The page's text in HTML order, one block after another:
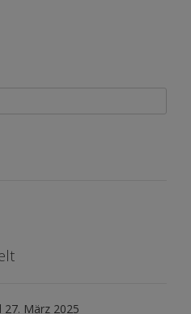
27. März 2025